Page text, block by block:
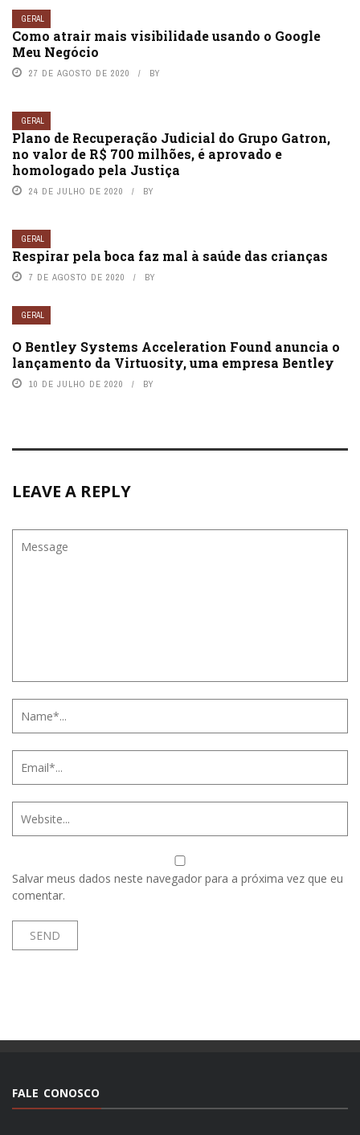
GERAL
Como atrair mais visibilidade usando o Google
Meu Negócio
27 DE AGOSTO DE 2020 BY
GERAL
Plano de Recuperação Judicial do Grupo Gatron,
no valor de R$ 700 milhões, é aprovado e
homologado pela Justiça
24 DE JULHO DE 2020 BY
GERAL
Respirar pela boca faz mal à saúde das crianças
7 DE AGOSTO DE 2020 BY
GERAL
O Bentley Systems Acceleration Found anuncia o
lançamento da Virtuosity, uma empresa Bentley
10 DE JULHO DE 2020 BY
LEAVE A REPLY
Salvar meus dados neste navegador para a próxima vez que eu
comentar.
FALE CONOSCO